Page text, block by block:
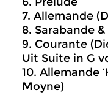
7. Allemande
8. Sarabande
9. Courante
Uit Suite in G
10. Allemande
Moyne)